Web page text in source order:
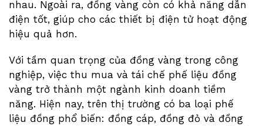
nhau. Ngoài ra, đồng vàng còn có khả năng dẫn
điện tốt, giúp cho các thiết bị điện tử hoạt động
hiệu quả hơn.
Với tầm quan trọng của đồng vàng trong công
nghiệp, việc thu mua và tái chế phế liệu đồng
vàng trở thành một ngành kinh doanh tiềm
năng. Hiện nay, trên thị trường có ba loại phế
liệu đồng phổ biến: đồng cáp, đồng đỏ và đồng